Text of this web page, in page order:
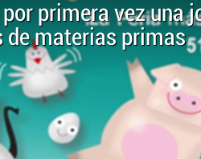
por primera vez una
de materias primas